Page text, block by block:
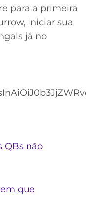
para a primeira
iniciar sua
já no
QBs não
que